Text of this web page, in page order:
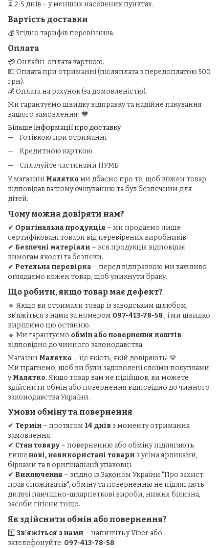
⏳ 2-5 днів – у менших населених пунктах.
Вартість доставки
💰 Згідно тарифів перевізника.
Оплата
💳 Онлайн-оплата карткою.
💵 Оплата при отриманні (післяплата з передоплатою 500
грн).
💰 Оплата на рахунок (за домовленістю).
Ми гарантуємо швидку відправку та надійне пакування
вашого замовлення! 💙
Більше інформації про доставку
Готівкою при отриманні
Кредитною карткою
Сплачуйте частинами ПУМБ
У магазині Малятко ми дбаємо про те, щоб кожен товар
відповідав вашому очікуванню та був безпечним для
дітей.
Чому можна довіряти нам?
✔ Оригінальна продукція – ми продаємо лише
сертифіковані товари від перевірених виробників.
✔ Безпечні матеріали – вся продукція відповідає
вимогам якості та безпеки.
✔ Ретельна перевірка – перед відправкою ми важливо
оглядаємо кожен товар, щоб уникнути браку.
Що робити, якщо товар має дефект?
🔹 Якщо ви отримали товар із заводським шлюбом,
зв'яжіться з нами за номером 097-413-78-58 , і ми швидко
вирішимо цю останню.
🔹 Ми гарантуємо обмін або повернення коштів
відповідно до чинного законодавства.
Магазин Малятко – це якість, якій довіряють! 💙
Ми прагнемо, щоб ви були задоволені своїми покупками
уМалятко. Якщо товар вам не підійшов, ви можете
здійснити обмін або повернення відповідно до чинного
законодавства України.
Умови обміну та повернення
✔ Термін – протягом 14 днів з моменту отримання
замовлення.
✔ Стан товару – поверненню або обміну підлягають
лише нові, невикористані товари з усіма ярликами,
бірками та в оригінальній упаковці.
✔ Виключення – згідно із Законом України "Про захист
прав споживачів", обміну та поверненню не підлягають
дитячі панчішно-шкарпеткові вироби, нижня білизна,
засоби гігієни тощо.
Як здійснити обмін або повернення?
1️⃣ Зв’яжіться з нами – напишіть у Viber або
зателефонуйте: 097-413-78-58.